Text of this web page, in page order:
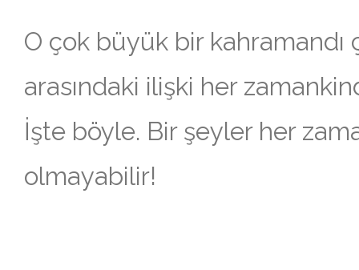
O çok büyük bir kahramandı
arasındaki ilişki her
İşte böyle. Bir şeyler her
olmayabilir!